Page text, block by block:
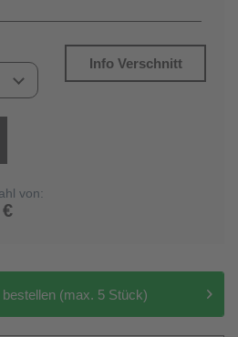
Info Verschnitt
von:
(max. 5 Stück)